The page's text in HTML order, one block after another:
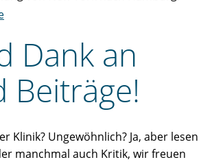
Dank an
Beiträge!
Klinik? Ungewöhnlich? Ja, aber lesen
manchmal auch Kritik, wir freuen